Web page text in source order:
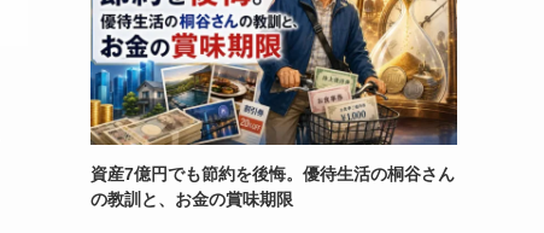
資産7億円でも節約を後悔。優待生活の桐谷さん
の教訓と、お金の賞味期限